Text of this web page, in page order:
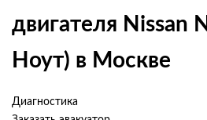
двигателя Nissan
Ноут) в Москве
Диагностика